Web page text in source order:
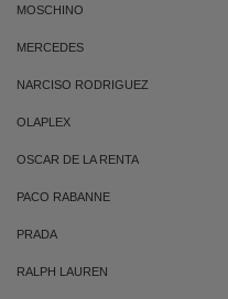
MOSCHINO
MERCEDES
NARCISO RODRIGUEZ
OLAPLEX
OSCAR DE LA RENTA
PACO RABANNE
PRADA
RALPH LAUREN